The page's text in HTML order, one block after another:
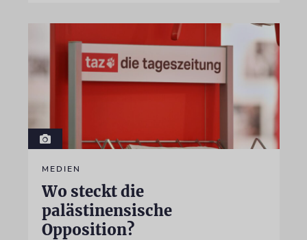
MEDIEN
Wo steckt die
palästinensische
Opposition?